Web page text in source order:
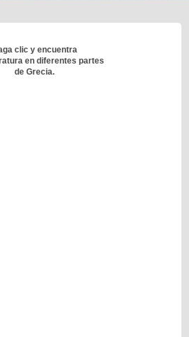
clic y encuentra
en diferentes partes
de Grecia.